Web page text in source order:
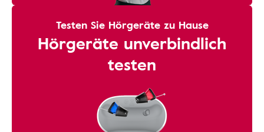
Testen Sie Hörgeräte zu Hause
Hörgeräte unverbindlich
testen